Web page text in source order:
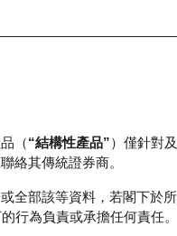
（“結構性產品”）僅針對
絡其傳統證券商。
全部該等資料，若閣下於
行為負責或承擔任何責任。